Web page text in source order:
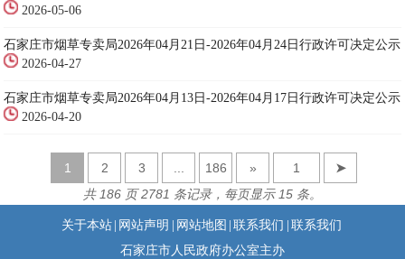
2026-05-06
石家庄市烟草专卖局2026年04月21日-2026年04月24日行政许可决定公示
2026-04-27
石家庄市烟草专卖局2026年04月13日-2026年04月17日行政许可决定公示
2026-04-20
1 2 3 186 »
➤
共 186 页 2781 条记录，每页显示 15 条。
关于本站 网站声明 网站地图 联系我们
联系我们
石家庄市人民政府办公室主办